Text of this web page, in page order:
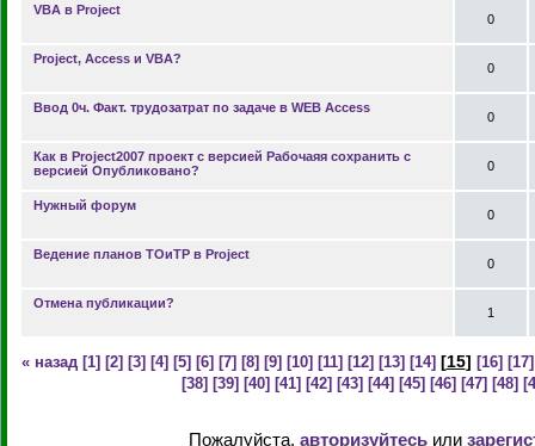
VBA в Project
0
Project, Access и VBA?
0
Ввод 0ч. Факт. трудозатрат по задаче в WEB Access
0
Как в Project2007 проект с версией Рабочаяя сохранить с
версией Опубликовано?
0
Нужный форум
0
Ведение планов ТОиТР в Project
0
Отмена публикации?
1
« назад [1] [2] [3] [4] [5] [6] [7] [8] [9] [10] [11] [12] [13] [14] [15] [16] [17]
[38] [39] [40] [41] [42] [43] [44] [45] [46] [47] [48]
Пожалуйста, авторизуйтесьили